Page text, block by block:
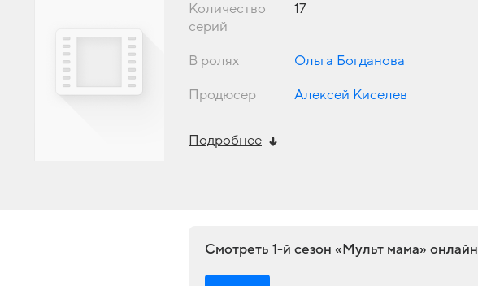
Количество
серий
17
В ролях Ольга Богданова
Продюсер Алексей Киселев
Подробнее
Смотреть 1-й сезон «Мульт мама» онлайн